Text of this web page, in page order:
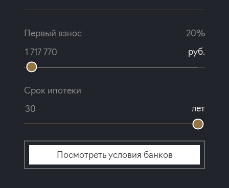
Первый взнос
20%
руб.
Срок ипотеки
лет
Посмотреть условия банков